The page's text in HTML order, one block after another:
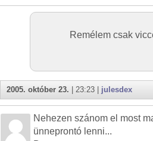
Remélem csak
2005. október 23. | 23:23 | julesdex
Nehezen szánom el most
ünneprontó lenni...